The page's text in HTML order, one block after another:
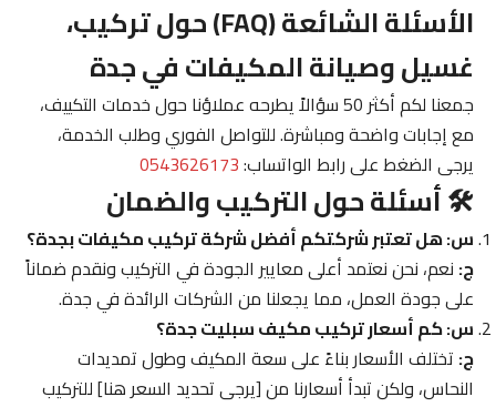
الأسئلة الشائعة (FAQ) حول تركيب،
غسيل وصيانة المكيفات في جدة
جمعنا لكم أكثر 50 سؤالاً يطرحه عملاؤنا حول خدمات التكييف،
مع إجابات واضحة ومباشرة. للتواصل الفوري وطلب الخدمة،
يرجى الضغط على رابط الواتساب:0543626173
🛠️ أسئلة حول التركيب والضمان
س: هل تعتبر شركتكم أفضل شركة تركيب مكيفات بجدة؟
ج: نعم، نحن نعتمد أعلى معايير الجودة في التركيب ونقدم ضماناً
على جودة العمل، مما يجعلنا من الشركات الرائدة في جدة.
س: كم أسعار تركيب مكيف سبليت جدة؟
ج: تختلف الأسعار بناءً على سعة المكيف وطول تمديدات
النحاس، ولكن تبدأ أسعارنا من [يرجى تحديد السعر هنا] للتركيب